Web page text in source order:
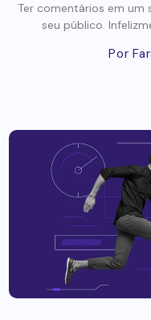
Ter comentários em um
seu público.
Por